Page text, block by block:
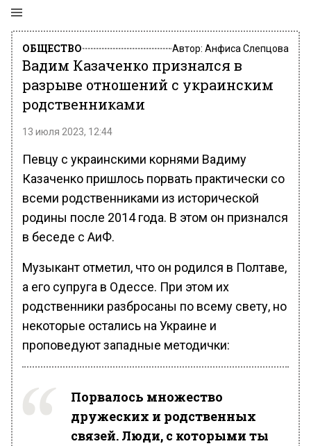
ОБЩЕСТВО Автор: Анфиса Слепцова
Вадим Казаченко признался в
разрыве отношений с украинским
родственниками
13 июля 2023, 12:44
Певцу с украинскими корнями Вадиму
Казаченко пришлось порвать практически со
всеми родственниками из исторической
родины после 2014 года. В этом он признался
в беседе с АиФ.
Музыкант отметил, что он родился в Полтаве,
а его супруга в Одессе. При этом их
родственники разбросаны по всему свету, но
некоторые остались на Украине и
проповедуют западные методички:
Порвалось множество
дружеских и родственных
связей. Люди, с которыми ты